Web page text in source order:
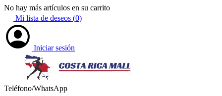
No hay más artículos en su carrito
Mi lista de deseos (0)
Iniciar sesión
Teléfono/WhatsApp